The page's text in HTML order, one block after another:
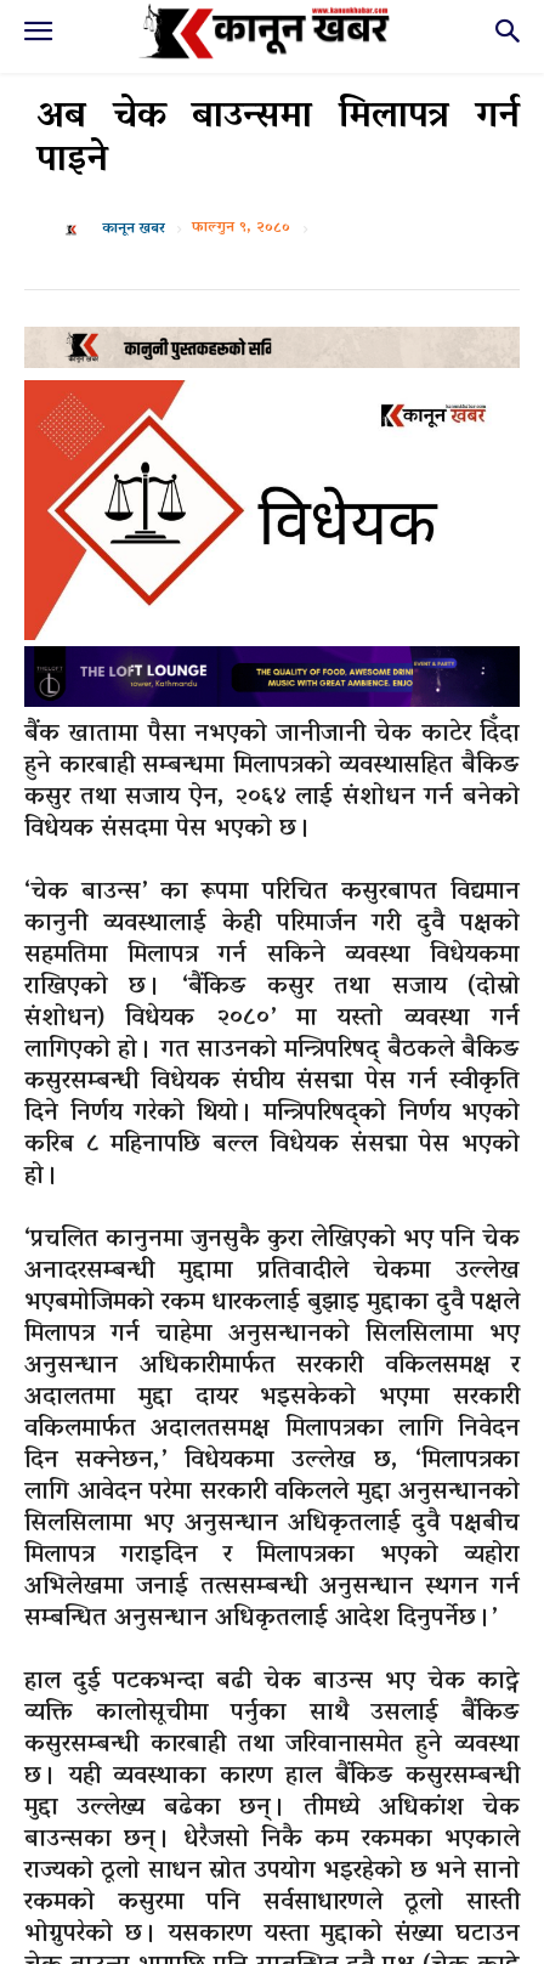
अब चेक बाउन्समा मिलापत्र गर्न
पाइने
कानून खबर फाल्गुन ९, २०८०
बैंक खातामा पैसा नभएको जानीजानी चेक काटेर दिँदा
हुने कारबाही सम्बन्धमा मिलापत्रको व्यवस्थासहित बैकिङ
कसुर तथा सजाय ऐन, २०६४ लाई संशोधन गर्न बनेको
विधेयक संसदमा पेस भएको छ ।
‘चेक बाउन्स’ का रूपमा परिचित कसुरबापत विद्यमान
कानुनी व्यवस्थालाई केही परिमार्जन गरी दुवै पक्षको
सहमतिमा मिलापत्र गर्न सकिने व्यवस्था विधेयकमा
राखिएको छ । ‘बैंकिङ कसुर तथा सजाय (दोस्रो
संशोधन) विधेयक २०८०’ मा यस्तो व्यवस्था गर्न
लागिएको हो । गत साउनको मन्त्रिपरिषद् बैठकले बैकिङ
कसुरसम्बन्धी विधेयक संघीय संसद्मा पेस गर्न स्वीकृति
दिने निर्णय गरेको थियो । मन्त्रिपरिषद्को निर्णय भएको
करिब ८ महिनापछि बल्ल विधेयक संसद्मा पेस भएको
हो ।
‘प्रचलित कानुनमा जुनसुकै कुरा लेखिएको भए पनि चेक
अनादरसम्बन्धी मुद्दामा प्रतिवादीले चेकमा उल्लेख
भएबमोजिमको रकम धारकलाई बुझाइ मुद्दाका दुवै पक्षले
मिलापत्र गर्न चाहेमा अनुसन्धानको सिलसिलामा भए
अनुसन्धान अधिकारीमार्फत सरकारी वकिलसमक्ष र
अदालतमा मुद्दा दायर भइसकेको भएमा सरकारी
वकिलमार्फत अदालतसमक्ष मिलापत्रका लागि निवेदन
दिन सक्नेछन,’ विधेयकमा उल्लेख छ, ‘मिलापत्रका
लागि आवेदन परेमा सरकारी वकिलले मुद्दा अनुसन्धानको
सिलसिलामा भए अनुसन्धान अधिकृतलाई दुवै पक्षबीच
मिलापत्र गराइदिन र मिलापत्रका भएको व्यहोरा
अभिलेखमा जनाई तत्ससम्बन्धी अनुसन्धान स्थगन गर्न
सम्बन्धित अनुसन्धान अधिकृतलाई आदेश दिनुपर्नेछ ।’
हाल दुई पटकभन्दा बढी चेक बाउन्स भए चेक काट्ने
व्यक्ति कालोसूचीमा पर्नुका साथै उसलाई बैंकिङ
कसुरसम्बन्धी कारबाही तथा जरिवानासमेत हुने व्यवस्था
छ । यही व्यवस्थाका कारण हाल बैंकिङ कसुरसम्बन्धी
मुद्दा उल्लेख्य बढेका छन् । तीमध्ये अधिकांश चेक
बाउन्सका छन् । धेरैजसो निकै कम रकमका भएकाले
राज्यको ठूलो साधन स्रोत उपयोग भइरहेको छ भने सानो
रकमको कसुरमा पनि सर्वसाधारणले ठूलो सास्ती
भोग्नुपरेको छ । यसकारण यस्ता मुद्दाको संख्या घटाउन